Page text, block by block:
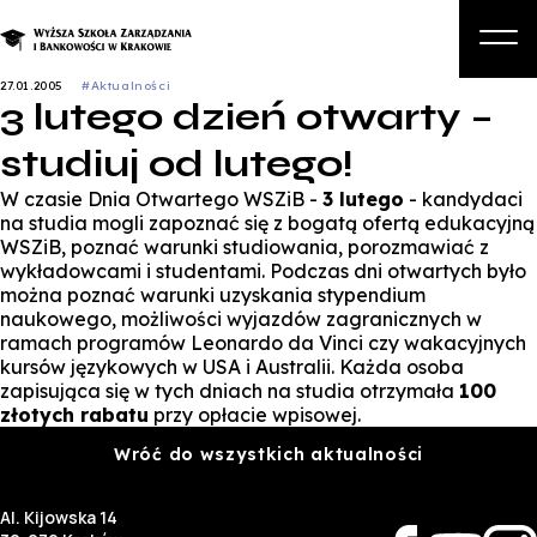
O nas
Studia podyplomowe i kursy
Kandydat
Student
Biznes
Zapisz się na studia
27.01.2005 #Aktualności
3 lutego dzień otwarty –
studiuj od lutego!
W czasie Dnia Otwartego WSZiB - 3 lutego - kandydaci
na studia mogli zapoznać się z bogatą ofertą edukacyjną
WSZiB, poznać warunki studiowania, porozmawiać z
wykładowcami i studentami. Podczas dni otwartych było
można poznać warunki uzyskania stypendium
naukowego, możliwości wyjazdów zagranicznych w
ramach programów Leonardo da Vinci czy wakacyjnych
kursów językowych w USA i Australii. Każda osoba
zapisująca się w tych dniach na studia otrzymała 100
złotych rabatu przy opłacie wpisowej.
Wróć do wszystkich aktualności
Al. Kijowska 14